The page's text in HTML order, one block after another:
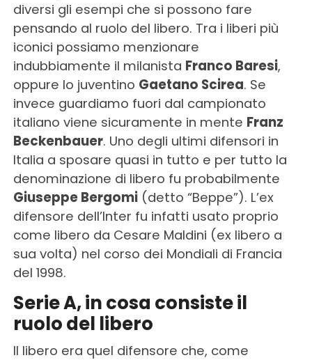
diversi gli esempi che si possono fare
pensando al ruolo del libero. Tra i liberi più
iconici possiamo menzionare
indubbiamente il milanista Franco Baresi,
oppure lo juventino Gaetano Scirea. Se
invece guardiamo fuori dal campionato
italiano viene sicuramente in mente Franz
Beckenbauer. Uno degli ultimi difensori in
Italia a sposare quasi in tutto e per tutto la
denominazione di libero fu probabilmente
Giuseppe Bergomi(detto “Beppe”). L’ex
difensore dell’Inter fu infatti usato proprio
come libero da Cesare Maldini (ex libero a
sua volta) nel corso dei Mondiali di Francia
del 1998.
Serie A, in cosa consiste il
ruolo del libero
Il libero era quel difensore che, come